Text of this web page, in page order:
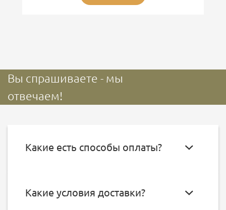
Вы спрашиваете - мы
отвечаем!
Какие есть способы оплаты?
Какие условия доставки?